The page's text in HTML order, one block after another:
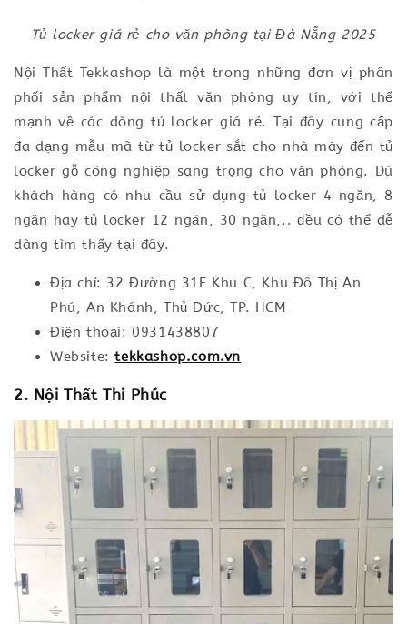
Tủ locker giá rẻ cho văn phòng tại Đà Nẵng 2025
Nội Thất Tekkashop là một trong những đơn vị phân
phối sản phẩm nội thất văn phòng uy tín, với thế
mạnh về các dòng tủ locker giá rẻ. Tại đây cung cấp
đa dạng mẫu mã từ tủ locker sắt cho nhà máy đến tủ
locker gỗ công nghiệp sang trọng cho văn phòng. Dù
khách hàng có nhu cầu sử dụng tủ locker 4 ngăn, 8
ngăn hay tủ locker 12 ngăn, 30 ngăn,.. đều có thể dễ
dàng tìm thấy tại đây.
Địa chỉ: 32 Đường 31F Khu C, Khu Đô Thị An
Phú, An Khánh, Thủ Đức, TP. HCM
Điện thoại: 0931438807
Website:tekkashop.com.vn
2. Nội Thất Thi Phúc